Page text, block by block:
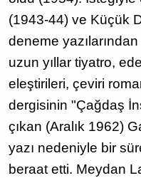
(1943-44) ve Küçük
deneme
uzun yıllar tiyatro,
eleştirileri, çeviri
dergisinin "Çağdaş
çıkan (Aralık 1962)
yazı nedeniyle bir
beraat etti. Meydan